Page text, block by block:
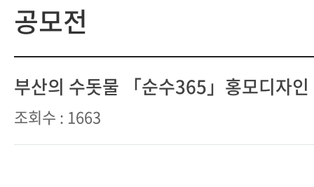
공모전
부산의 수돗물 「순수365」홍모디자인
조회수 : 1663